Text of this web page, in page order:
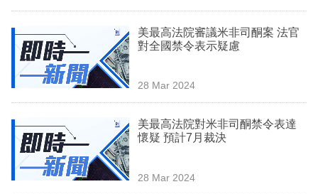
業
科
技
場
生
美最高法院審議米非司酮案 法官
對全國禁令表示疑慮
28 Mar 2024
美最高法院對米非司酮禁令表達
懷疑 預計7月裁決
28 Mar 2024